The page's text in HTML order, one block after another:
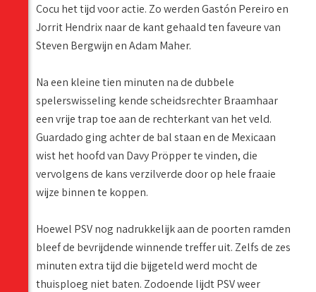
Cocu het tijd voor actie. Zo werden Gastón Pereiro en
Jorrit Hendrix naar de kant gehaald ten faveure van
Steven Bergwijn en Adam Maher.
Na een kleine tien minuten na de dubbele
spelerswisseling kende scheidsrechter Braamhaar
een vrije trap toe aan de rechterkant van het veld.
Guardado ging achter de bal staan en de Mexicaan
wist het hoofd van Davy Pröpper te vinden, die
vervolgens de kans verzilverde door op hele fraaie
wijze binnen te koppen.
Hoewel PSV nog nadrukkelijk aan de poorten ramden
bleef de bevrijdende winnende treffer uit. Zelfs de zes
minuten extra tijd die bijgeteld werd mocht de
thuisploeg niet baten. Zodoende lijdt PSV weer